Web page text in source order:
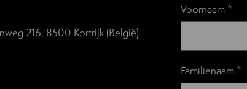
216, 8500 Kortrijk (België)
Voornaam *
Familienaam *